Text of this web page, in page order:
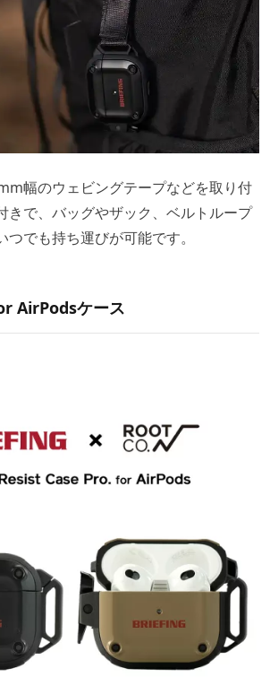
幅のウェビングテープなどを取り付
きで、バッグやザック、ベルトループ
でも持ち運びが可能です。
AirPodsケース